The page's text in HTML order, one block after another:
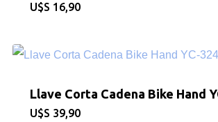
$ 16,90
Llave Corta Cadena Bike Hand
$ 39,90